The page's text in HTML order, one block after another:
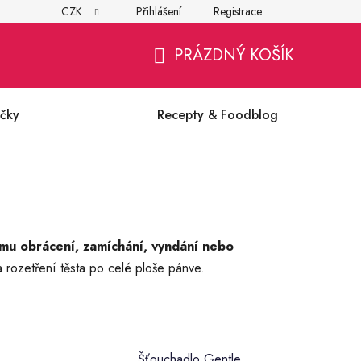
Všeobecné obchodní podmínky Ochrana osobních údajů
CZK Přihlášení Registrace
KOŠÍK
PRÁZDNÝ KOŠÍK
Recepty & Foodblog
obrácení, zamíchání, vyndání nebo
těsta po celé ploše pánve.